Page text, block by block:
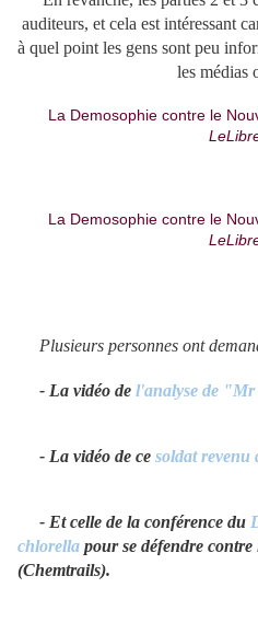
auditeurs, et cela est intéressant
à quel point les gens sont peu
les médias
La Demosophie contre le
La Demosophie contre le
Plusieurs personnes ont
- La vidéo de l'analyse de
- La vidéo de ce soldat revenu
- Et celle de la conférence du
chlorella pour se défendre
(Chemtrails).